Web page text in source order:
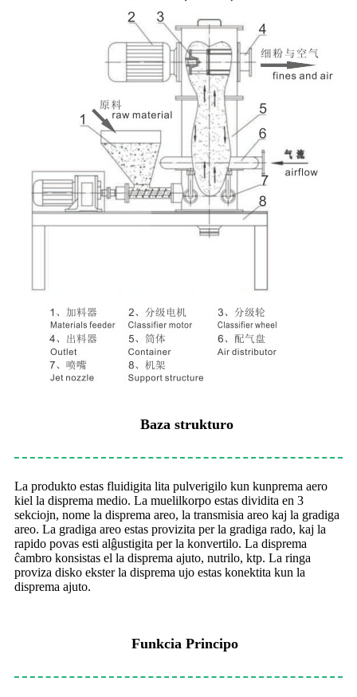
Baza strukturo
La produkto estas fluidigita lita pulverigilo kun kunprema aero
kiel la disprema medio. La muelilkorpo estas dividita en 3
sekciojn, nome la disprema areo, la transmisia areo kaj la gradiga
areo. La gradiga areo estas provizita per la gradiga rado, kaj la
rapido povas esti alĝustigita per la konvertilo. La disprema
ĉambro konsistas el la disprema ajuto, nutrilo, ktp. La ringa
proviza disko ekster la disprema ujo estas konektita kun la
disprema ajuto.
Funkcia Principo